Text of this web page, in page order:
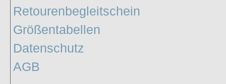
Retourenbegleitschein
Größentabellen
Datenschutz
AGB